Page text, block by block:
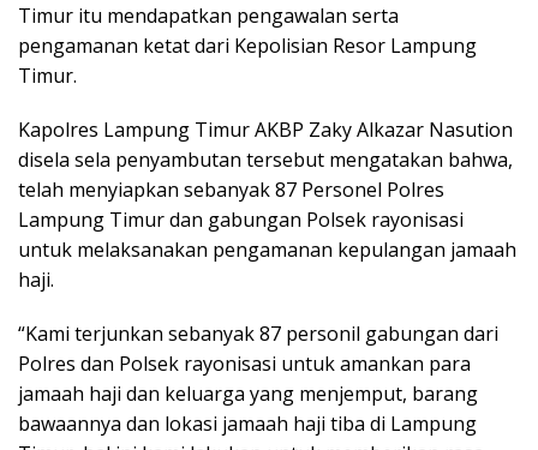
Timur itu mendapatkan pengawalan serta
pengamanan ketat dari Kepolisian Resor Lampung
Timur.
Kapolres Lampung Timur AKBP Zaky Alkazar Nasution
disela sela penyambutan tersebut mengatakan bahwa,
telah menyiapkan sebanyak 87 Personel Polres
Lampung Timur dan gabungan Polsek rayonisasi
untuk melaksanakan pengamanan kepulangan jamaah
haji.
“Kami terjunkan sebanyak 87 personil gabungan dari
Polres dan Polsek rayonisasi untuk amankan para
jamaah haji dan keluarga yang menjemput, barang
bawaannya dan lokasi jamaah haji tiba di Lampung